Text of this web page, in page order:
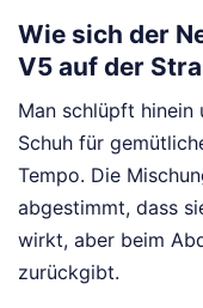
Wie sich der
V5 auf der
Man schlüpft
Schuh für
Tempo. Die
abgestimmt, dass
wirkt, aber beim
zurückgibt.